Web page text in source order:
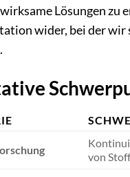
Lösungen
wider, bei der wir
von